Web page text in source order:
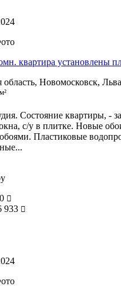
квартира установлены
область, Новомосковск,
Состояние квартиры, -
с/у в плитке. Новые
Пластиковые
933